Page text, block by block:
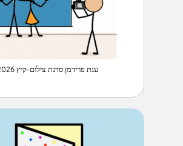
ענת פרידמן סדנת צילום-קיץ 2026